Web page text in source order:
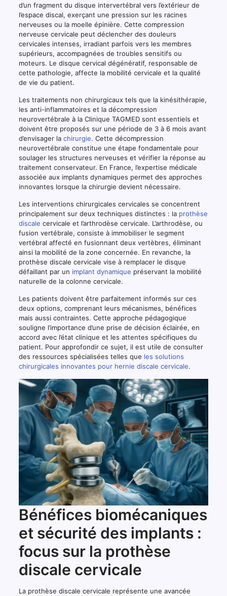
d’un fragment du disque intervertébral vers l’extérieur de
l’espace discal, exerçant une pression sur les racines
nerveuses ou la moelle épinière. Cette compression
nerveuse cervicale peut déclencher des douleurs
cervicales intenses, irradiant parfois vers les membres
supérieurs, accompagnées de troubles sensitifs ou
moteurs. Le disque cervical dégénératif, responsable de
cette pathologie, affecte la mobilité cervicale et la qualité
de vie du patient.
Les traitements non chirurgicaux tels que la kinésithérapie,
les anti-inflammatoires et la décompression
neurovertébrale à la Clinique TAGMED sont essentiels et
doivent être proposés sur une période de 3 à 6 mois avant
d’envisager la chirurgie. Cette décompression
neurovertébrale constitue une étape fondamentale pour
soulager les structures nerveuses et vérifier la réponse au
traitement conservateur. En France, l’expertise médicale
associée aux implants dynamiques permet des approches
innovantes lorsque la chirurgie devient nécessaire.
Les interventions chirurgicales cervicales se concentrent
principalement sur deux techniques distinctes : la prothèse
discale cervicale et l’arthrodèse cervicale. L’arthrodèse, ou
fusion vertébrale, consiste à immobiliser le segment
vertébral affecté en fusionnant deux vertèbres, éliminant
ainsi la mobilité de la zone concernée. En revanche, la
prothèse discale cervicale vise à remplacer le disque
défaillant par un implant dynamique préservant la mobilité
naturelle de la colonne cervicale.
Les patients doivent être parfaitement informés sur ces
deux options, comprenant leurs mécanismes, bénéfices
mais aussi contraintes. Cette approche pédagogique
souligne l’importance d’une prise de décision éclairée, en
accord avec l’état clinique et les attentes spécifiques du
patient. Pour approfondir ce sujet, il est utile de consulter
des ressources spécialisées telles que les solutions
chirurgicales innovantes pour hernie discale cervicale.
Bénéfices biomécaniques
et sécurité des implants :
focus sur la prothèse
discale cervicale
La prothèse discale cervicale représente une avancée